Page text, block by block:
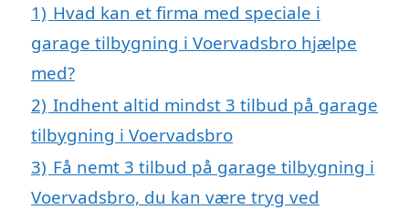
1) Hvad kan et firma med speciale i
garage tilbygning i Voervadsbro hjælpe
med?
2) Indhent altid mindst 3 tilbud på garage
tilbygning i Voervadsbro
3) Få nemt 3 tilbud på garage tilbygning i
Voervadsbro, du kan være tryg ved